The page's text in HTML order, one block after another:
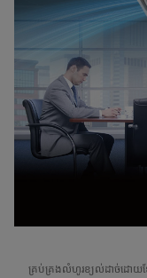
គ្រប់គ្រងលំហូរខ្យល់ដាច់ដោយឡ